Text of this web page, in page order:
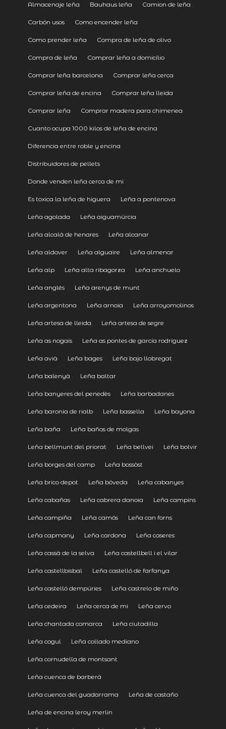
Almacenaje leña Bauhaus leña Camion de leña
Carbón usos Como encender leña
Como prender leña Compra de leña de olivo
Compra de leña Comprar leña a domicilio
Comprar leña barcelona Comprar leña cerca
Comprar leña de encina Comprar leña lleida
Comprar leña Comprar madera para chimenea
Cuanto ocupa 1000 kilos de leña de encina
Diferencia entre roble y encina
Distribuidores de pellets
Donde venden leña cerca de mi
Es toxica la leña de higuera Leña a pontenova
Leña agolada Leña aiguamúrcia
Leña alcalá de henares Leña alcanar
Leña aldover Leña alguaire Leña almenar
Leña alp Leña alta ribagorza Leña anchuelo
Leña anglés Leña arenys de munt
Leña argentona Leña arnoia Leña arroyomolinos
Leña artesa de lleida Leña artesa de segre
Leña as nogais Leña as pontes de garcía rodríguez
Leña avià Leña bages Leña bajo llobregat
Leña balenyà Leña baltar
Leña banyeres del penedès Leña barbadanes
Leña baronia de rialb Leña bassella Leña bayona
Leña baña Leña baños de molgas
Leña bellmunt del priorat Leña bellvei Leña bolvir
Leña borges del camp Leña bossòst
Leña brico depot Leña bóveda Leña cabanyes
Leña cabañas Leña cabrera danoia Leña campins
Leña campiña Leña camós Leña can forns
Leña capmany Leña cardona Leña caseres
Leña cassà de la selva Leña castellbell i el vilar
Leña castellbisbal Leña castelló de farfanya
Leña castelló dempúries Leña castrelo de miño
Leña cedeira Leña cerca de mi Leña cervo
Leña chantada comarca Leña ciutadilla
Leña cogul Leña collado mediano
Leña cornudella de montsant
Leña cuenca de barberá
Leña cuenca del guadarrama Leña de castaño
Leña de encina leroy merlin